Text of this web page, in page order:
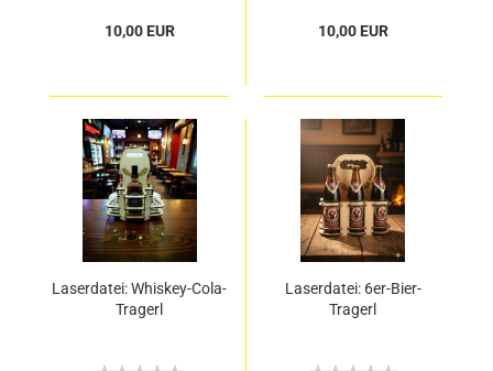
10,00 EUR 10,00 EUR
Laserdatei: Whiskey-Cola-
Tragerl
Laserdatei: 6er-Bier-
Tragerl